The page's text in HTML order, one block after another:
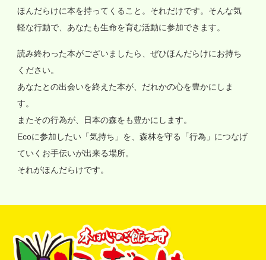
ほんだらけに本を持ってくること。それだけです。そんな気
軽な行動で、あなたも生命を育む活動に参加できます。
読み終わった本がございましたら、ぜひほんだらけにお持ち
ください。
あなたとの出会いを終えた本が、だれかの心を豊かにしま
す。
またその行為が、日本の森をも豊かにします。
Ecoに参加したい「気持ち」を、森林を守る「行為」につなげ
ていくお手伝いが出来る場所。
それがほんだらけです。